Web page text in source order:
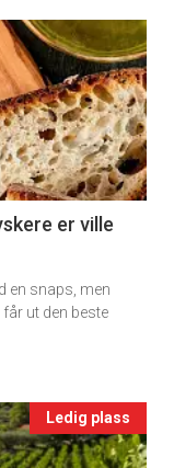
×
fra
å få
er ville
en snaps, men
ut den beste
Ledig plass